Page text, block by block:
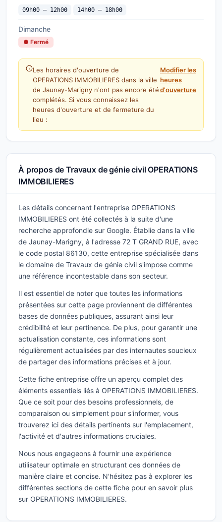
09h00 — 12h00 14h00 — 18h00
Dimanche
● Fermé
Les horaires d'ouverture de
OPERATIONS IMMOBILIERES dans la ville
de Jaunay-Marigny n'ont pas encore été
complétés. Si vous connaissez les
heures d'ouverture et de fermeture du
lieu :
Modifier les
heures
d'ouverture
À propos de Travaux de génie civil OPERATIONS
IMMOBILIERES
Les détails concernant l'entreprise OPERATIONS
IMMOBILIERES ont été collectés à la suite d'une
recherche approfondie sur Google. Établie dans la ville
de Jaunay-Marigny, à l'adresse 72 T GRAND RUE, avec
le code postal 86130, cette entreprise spécialisée dans
le domaine de Travaux de génie civil s'impose comme
une référence incontestable dans son secteur.
Il est essentiel de noter que toutes les informations
présentées sur cette page proviennent de différentes
bases de données publiques, assurant ainsi leur
crédibilité et leur pertinence. De plus, pour garantir une
actualisation constante, ces informations sont
régulièrement actualisées par des internautes soucieux
de partager des informations précises et à jour.
Cette fiche entreprise offre un aperçu complet des
éléments essentiels liés à OPERATIONS IMMOBILIERES.
Que ce soit pour des besoins professionnels, de
comparaison ou simplement pour s'informer, vous
trouverez ici des détails pertinents sur l'emplacement,
l'activité et d'autres informations cruciales.
Nous nous engageons à fournir une expérience
utilisateur optimale en structurant ces données de
manière claire et concise. N'hésitez pas à explorer les
différentes sections de cette fiche pour en savoir plus
sur OPERATIONS IMMOBILIERES.